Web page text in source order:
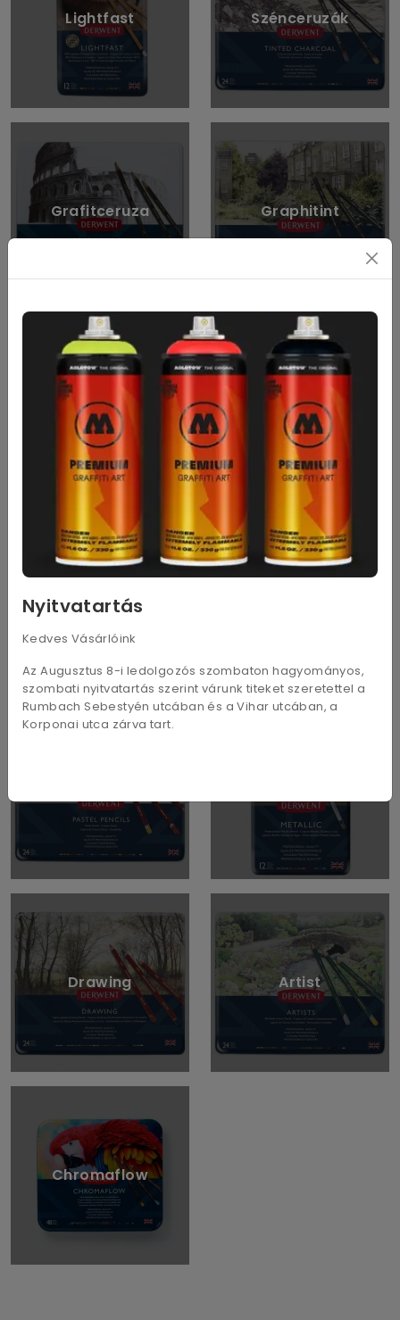
Nyitvatartás
Kedves Vásárlóink
Az Augusztus 8-i ledolgozós szombaton hagyományos,
szombati nyitvatartás szerint várunk titeket szeretettel a
Rumbach Sebestyén utcában és a Vihar utcában, a
Korponai utca zárva tart.
Lightfast Szénceruzák
Grafitceruza Graphitint
Akvarell ceruza Inktense
Studio
Drawing Artist
Chromaflow